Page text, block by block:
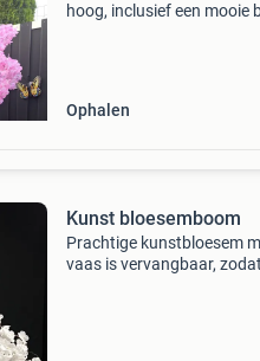
hoog, inclusief een mooie
Ophalen
Kunst bloesemboom
Prachtige kunstbloesem
vaas is vervangbaar,